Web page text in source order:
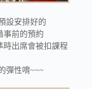
設安排好的
事前的預約
時出席會被扣課程
彈性唷~~~